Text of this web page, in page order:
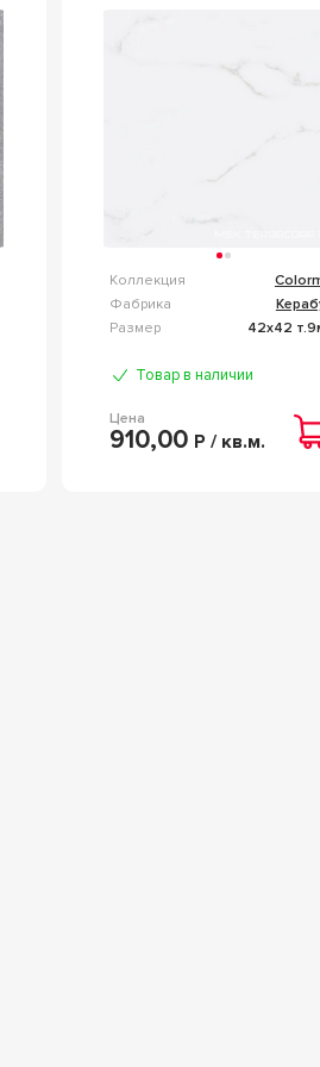
Коллекция
Фабрика
Размер
42x42
Товар в наличии
Цена
910,00 Р / кв.м.